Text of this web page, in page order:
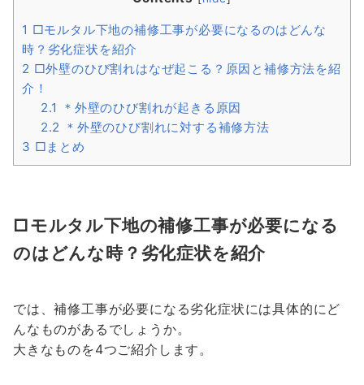
1 □モルタル下地の補修工事が必要になるのはどんな
時？劣化症状を紹介
2 □外壁のひび割れはなぜ起こる？原因と補修方法を紹
介！
2.1
＊外壁のひび割れが起きる原因
2.2 ＊外壁のひび割れに対する補修方法
3 □まとめ
□モルタル下地の補修工事が必要になる
のはどんな時？劣化症状を紹介
では、補修工事が必要になる劣化症状には具体的にど
んなものがあるでしょうか。
大きなものを4つご紹介します。